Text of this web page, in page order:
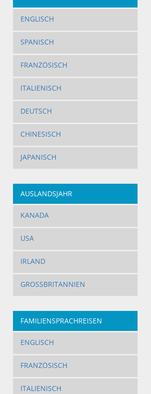
ENGLISCH
SPANISCH
FRANZÖSISCH
ITALIENISCH
DEUTSCH
CHINESISCH
JAPANISCH
AUSLANDSJAHR
KANADA
USA
IRLAND
GROSSBRITANNIEN
FAMILIENSPRACHREISEN
ENGLISCH
FRANZÖSISCH
ITALIENISCH